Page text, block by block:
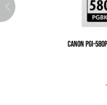
CANON PGI-